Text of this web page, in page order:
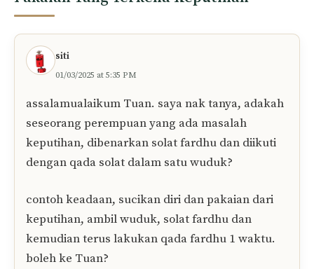
Nama
E-
mel
Simpan nama dan e-mel saya dalam pelayar
ini untuk komen saya yang seterusnya.